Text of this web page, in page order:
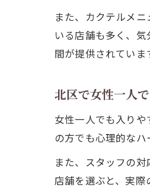
また、カクテルメ
いる店舗も多く、
間が提供されていま
北区で女性一人
女性一人でも入り
の方でも心理的なハ
また、スタッフの
店舗を選ぶと、実